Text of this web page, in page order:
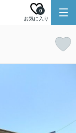
お気に入り
0